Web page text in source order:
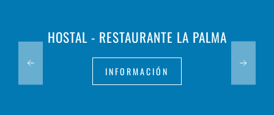
HOSTAL - RESTAURANTE LA PALMA
INFORMACIÓN